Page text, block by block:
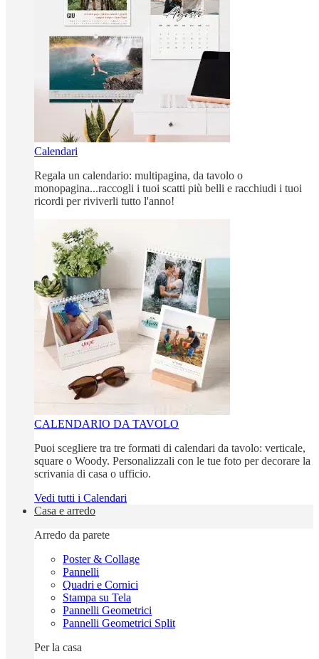
Calendari
Regala un calendario: multipagina, da tavolo o
monopagina...raccogli i tuoi scatti più belli e racchiudi i tuoi
ricordi per riviverli tutto l'anno!
CALENDARIO DA TAVOLO
Puoi scegliere tra tre formati di calendari da tavolo: verticale,
square o Woody. Personalizzali con le tue foto per decorare la
scrivania di casa o ufficio.
Vedi tutti i Calendari
Casa e arredo
Arredo da parete
Poster & Collage
Pannelli
Quadri e Cornici
Stampa su Tela
Pannelli Geometrici
Pannelli Geometrici Split
Per la casa